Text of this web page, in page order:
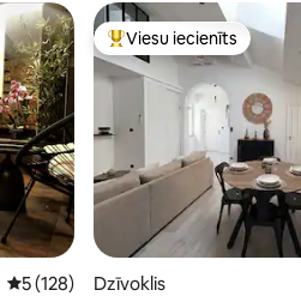
Vidējais vērtējums: 5 no 5,
5 (128)
Populārs viesu iecienīts
Viesu iecienīts
Dzīvoklis